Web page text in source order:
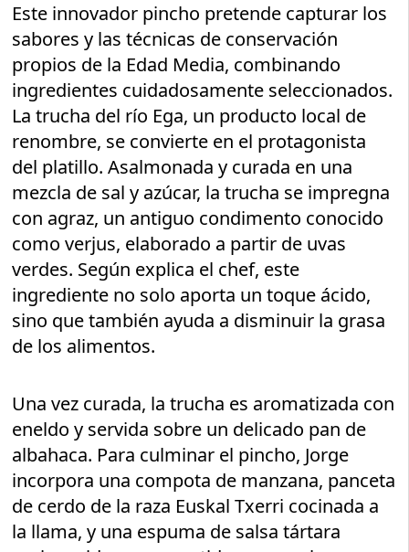
Este innovador pincho pretende capturar los
sabores y las técnicas de conservación
propios de la Edad Media, combinando
ingredientes cuidadosamente seleccionados.
La trucha del río Ega, un producto local de
renombre, se convierte en el protagonista
del platillo. Asalmonada y curada en una
mezcla de sal y azúcar, la trucha se impregna
con agraz, un antiguo condimento conocido
como verjus, elaborado a partir de uvas
verdes. Según explica el chef, este
ingrediente no solo aporta un toque ácido,
sino que también ayuda a disminuir la grasa
de los alimentos.
Una vez curada, la trucha es aromatizada con
eneldo y servida sobre un delicado pan de
albahaca. Para culminar el pincho, Jorge
incorpora una compota de manzana, panceta
de cerdo de la raza Euskal Txerri cocinada a
la llama, y una espuma de salsa tártara